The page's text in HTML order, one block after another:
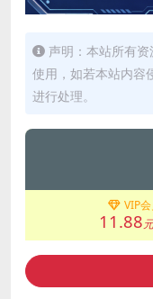
声明：本站所有
使用，如若本站内容
进行处理。
VIP
11.88元